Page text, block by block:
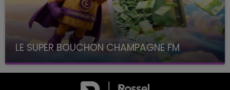
LE SUPER BOUCHON CHAMPAGNE FM
avec La Famille Champagne FM, à 8H10